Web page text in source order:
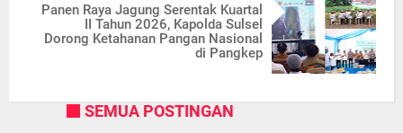
Panen Raya Jagung Serentak Kuartal
II Tahun 2026, Kapolda Sulsel
Dorong Ketahanan Pangan Nasional
di Pangkep
SEMUA POSTINGAN